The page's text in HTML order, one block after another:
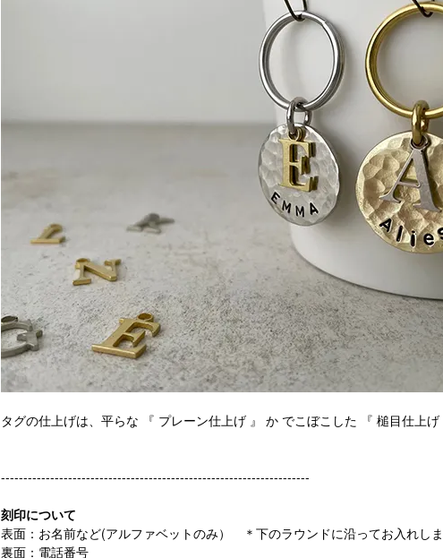
タグの仕上げは、平らな 『 プレーン仕上げ 』 か でこぼこした 『 槌目仕上げ
---------------------------------------------------------------------
刻印について
表面：お名前など(アルファベットのみ） ＊下のラウンドに沿ってお入れしま
裏面：電話番号